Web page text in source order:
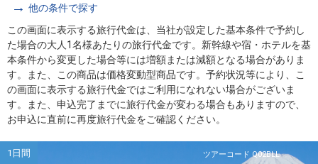
他の条件で探す
この画面に表示する旅行代金は、当社が設定した基本条件で予約し
た場合の大人1名様あたりの旅行代金です。新幹線や宿・ホテルを基
本条件から変更した場合等には増額または減額となる場合がありま
す。また、この商品は価格変動型商品です。予約状況等により、こ
の画面に表示する旅行代金ではご利用になれない場合がございま
す。また、申込完了までに旅行代金が変わる場合もありますので、
お申込に直前に再度旅行代金をご確認ください。
ツアーコード Q02BLL
1日間